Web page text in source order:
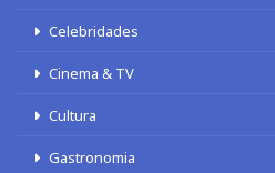
Celebridades
Cinema & TV
Cultura
Gastronomia